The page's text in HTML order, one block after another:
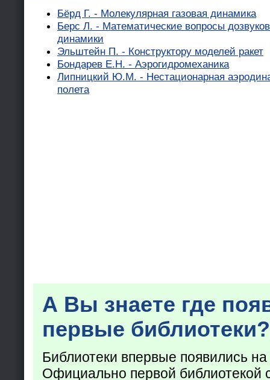
Бёрд Г. - Молекулярная газовая динамика
Берс Л. - Математические вопросы
динамики
Эльштейн П. - Конструктору моделей ракет
Бондарев Е.Н. - Аэрогидромеханика
Липницкий Ю.М. - Нестационарная
полета
А Вы знаете где
первые библиотеки?
Библиотеки впервые появились
Официально первой библиотекой